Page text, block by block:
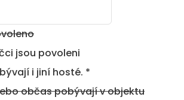
jsou povoleni
i jiní hosté. *
občas pobývají v objektu